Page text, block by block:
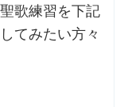
歌練習を下記
てみたい方々